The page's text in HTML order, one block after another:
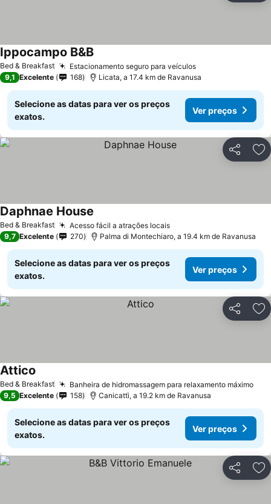
Bed & Breakfast Estacionamento seguro para veículos
Ippocampo B&B
9,1 Excelente 168 Licata, a 17.4 km de Ravanusa
Selecione as datas para ver os preços
exatos.
Ver preços
Partilhar
Bed & Breakfast Acesso fácil a atrações locais
Daphnae House
9,7 Excelente 270 Palma di Montechiaro, a 19.4 km de Ravanusa
Selecione as datas para ver os preços
exatos.
Ver preços
Partilhar
Bed & Breakfast Banheira de hidromassagem para relaxamento máximo
Attico
9,5 Excelente 158 Canicattì, a 19.2 km de Ravanusa
Selecione as datas para ver os preços
exatos.
Ver preços
Partilhar